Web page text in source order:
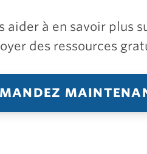
aider à en savoir plus
des ressources